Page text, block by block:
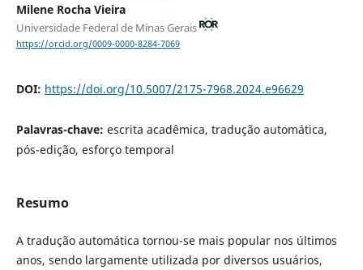
Milene Rocha Vieira
Universidade Federal de Minas Gerais
https://orcid.org/0009-0000-8284-7069
DOI: https://doi.org/10.5007/2175-7968.2024.e96629
Palavras-chave: escrita acadêmica, tradução automática,
pós-edição, esforço temporal
Resumo
A tradução automática tornou-se mais popular nos últimos
anos, sendo largamente utilizada por diversos usuários,